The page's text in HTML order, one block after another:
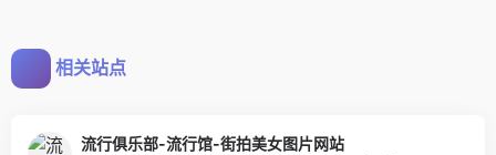
相关站点
流行俱乐部-流行馆-街拍美女图片网站